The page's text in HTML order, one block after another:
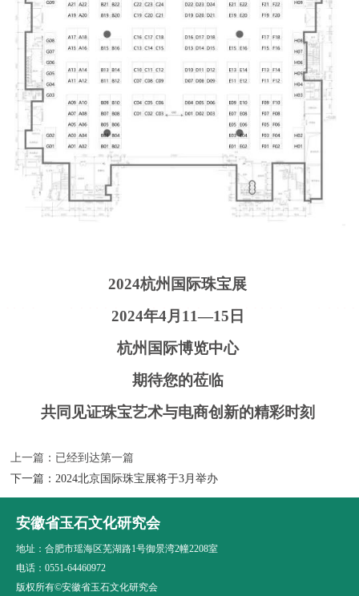
2024杭州国际珠宝展
2024年4月11—15日
杭州国际博览中心
期待您的莅临
共同见证珠宝艺术与电商创新的精彩时刻
上一篇：已经到达第一篇
下一篇：2024北京国际珠宝展将于3月举办
安徽省玉石文化研究会
地址：合肥市瑶海区芜湖路1号御景湾2幢2208室
电话：0551-64460972
版权所有©安徽省玉石文化研究会